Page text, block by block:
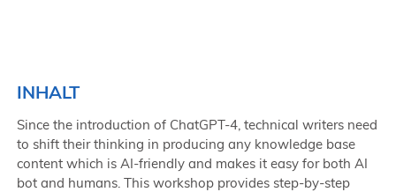
INHALT
Since the introduction of ChatGPT-4, technical writers need
to shift their thinking in producing any knowledge base
content which is AI-friendly and makes it easy for both AI
bot and humans. This workshop provides step-by-step